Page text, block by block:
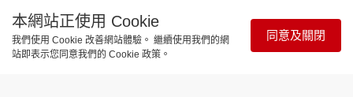
Copyright © 東周網 版權所有 . 不得轉載 ©Eastweek.com.hk. All
rights reserved.
本網站正使用 Cookie
我們使用 Cookie 改善網站體驗。 繼續使用我們的網
站即表示您同意我們的 Cookie 政策。
同意及關閉